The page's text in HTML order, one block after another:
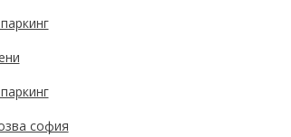
софия